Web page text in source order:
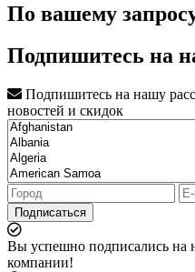
По вашему
Подпишитесь на
Подпишитесь на нашу
новостей и скидок
Подписаться
Вы успешно подписались на
компании!